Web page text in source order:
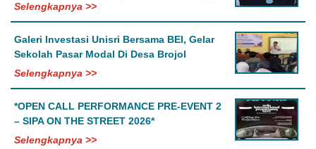
Selengkapnya >>
Galeri Investasi Unisri Bersama BEI, Gelar
Sekolah Pasar Modal Di Desa Brojol
Selengkapnya >>
*OPEN CALL PERFORMANCE PRE-EVENT 2
– SIPA ON THE STREET 2026*
Selengkapnya >>